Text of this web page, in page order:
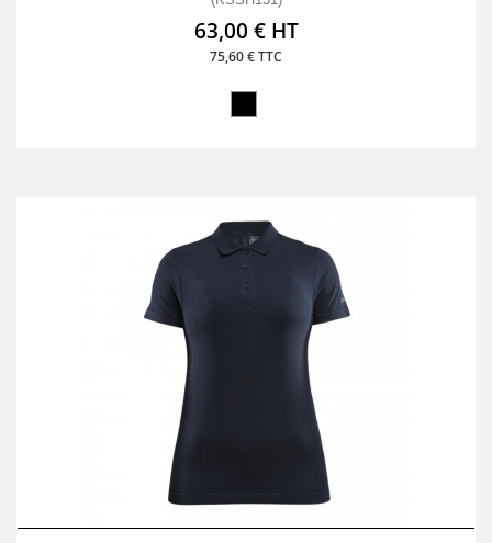
63,00 € HT
75,60 € TTC